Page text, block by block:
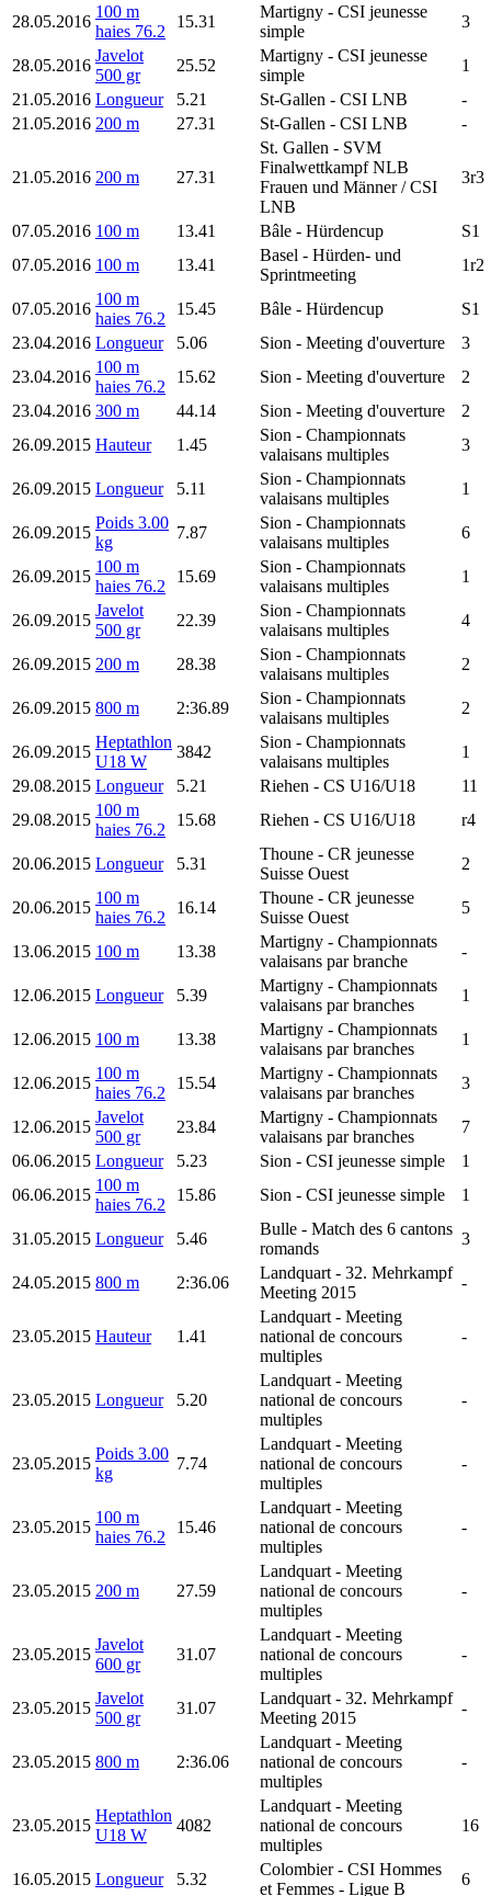
28.05.2016
100 m
haies 76.2
15.31
Martigny - CSI jeunesse
simple
3
28.05.2016
Javelot
500 gr
25.52
Martigny - CSI jeunesse
simple
1
21.05.2016 Longueur 5.21 St-Gallen - CSI LNB
-
21.05.2016 200 m 27.31 St-Gallen - CSI LNB -
21.05.2016 200 m 27.31
St. Gallen - SVM
Finalwettkampf NLB
Frauen und Männer / CSI
LNB
3r3
07.05.2016 100 m 13.41 Bâle - Hürdencup
S1
07.05.2016 100 m 13.41
Basel - Hürden- und
Sprintmeeting
1r2
07.05.2016
100 m
haies 76.2
15.45 Bâle - Hürdencup
S1
23.04.2016 Longueur 5.06 Sion - Meeting d'ouverture
3
23.04.2016
100 m
haies 76.2
15.62 Sion - Meeting d'ouverture
2
23.04.2016 300 m 44.14 Sion - Meeting d'ouverture
2
26.09.2015 Hauteur 1.45
Sion - Championnats
valaisans multiples
3
26.09.2015 Longueur 5.11
Sion - Championnats
valaisans multiples
1
26.09.2015
Poids 3.00
kg
7.87
Sion - Championnats
valaisans multiples
6
26.09.2015
100 m
haies 76.2
15.69
Sion - Championnats
valaisans multiples
1
26.09.2015
Javelot
500 gr
22.39
Sion - Championnats
valaisans multiples
4
26.09.2015 200 m 28.38
Sion - Championnats
valaisans multiples
2
26.09.2015 800 m 2:36.89
Sion - Championnats
valaisans multiples
2
26.09.2015
Heptathlon
U18 W
3842
Sion - Championnats
valaisans multiples
1
29.08.2015 Longueur 5.21 Riehen - CS U16/U18
11
29.08.2015
100 m
haies 76.2
15.68 Riehen - CS U16/U18 r4
20.06.2015 Longueur 5.31
Thoune - CR jeunesse
Suisse Ouest
2
20.06.2015
100 m
haies 76.2
16.14
Thoune - CR jeunesse
Suisse Ouest
5
13.06.2015 100 m 13.38
Martigny - Championnats
valaisans par branche
-
12.06.2015 Longueur 5.39
Martigny - Championnats
valaisans par branches
1
12.06.2015 100 m 13.38
Martigny - Championnats
valaisans par branches
1
12.06.2015
100 m
haies 76.2
15.54
Martigny - Championnats
valaisans par branches
3
12.06.2015
Javelot
500 gr
23.84
Martigny - Championnats
valaisans par branches
7
06.06.2015 Longueur 5.23 Sion - CSI jeunesse simple
1
06.06.2015
100 m
haies 76.2
15.86 Sion - CSI jeunesse simple 1
31.05.2015 Longueur 5.46
Bulle - Match des 6 cantons
romands
3
24.05.2015 800 m 2:36.06
Landquart - 32. Mehrkampf
Meeting 2015
-
23.05.2015 Hauteur 1.41
Landquart - Meeting
national de concours
multiples
-
23.05.2015 Longueur 5.20
Landquart - Meeting
national de concours
multiples
-
23.05.2015
Poids 3.00
kg
7.74
Landquart - Meeting
national de concours
multiples
-
23.05.2015
100 m
haies 76.2
15.46
Landquart - Meeting
national de concours
multiples
-
23.05.2015 200 m 27.59
Landquart - Meeting
national de concours
multiples
-
23.05.2015
Javelot
600 gr
31.07
Landquart - Meeting
national de concours
multiples
-
23.05.2015
Javelot
500 gr
31.07
Landquart - 32. Mehrkampf
Meeting 2015
-
23.05.2015 800 m 2:36.06
Landquart - Meeting
national de concours
multiples
-
23.05.2015
Heptathlon
U18 W
4082
Landquart - Meeting
national de concours
multiples
16
16.05.2015 Longueur 5.32
Colombier- CSI Hommes
et Femmes - Ligue B
6